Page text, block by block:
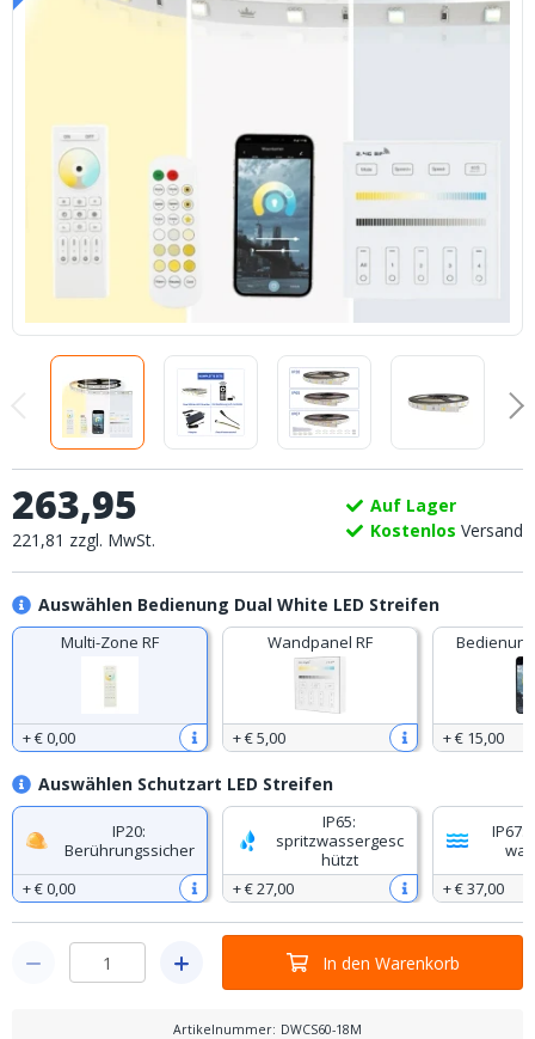
Auswählen Bedienung Dual White LED Streifen
Multi-Zone RF
+€ 0,00
Wandpanel RF
+€ 5,00 +€ 15,00
Auswählen Schutzart LED Streifen
IP20:
Berührungssicher
+€ 0,00
IP65:
spritzwassergesc
hützt
+€ 27,00
IP67:
+€ 37,00
263,95
221 ,81 zzgl. MwSt.
Auf Lager
Kostenlos Versand
In den Warenkorb
Artikelnummer: DWCS60-18M